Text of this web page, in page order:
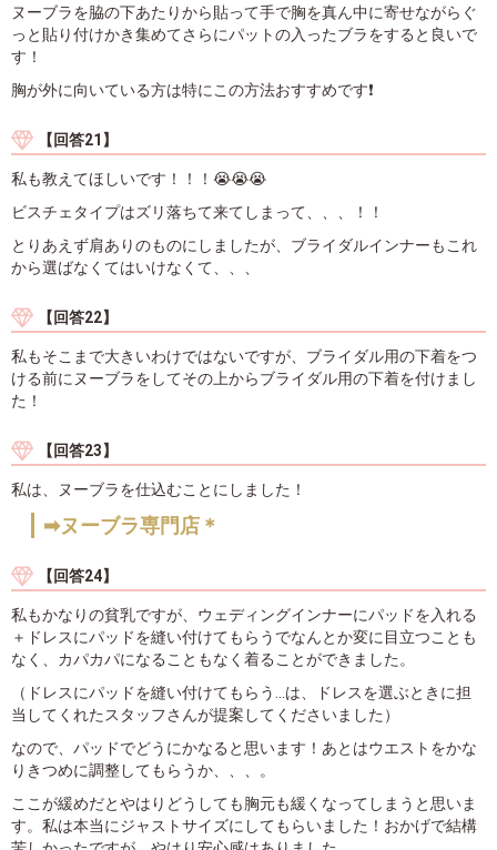
ヌーブラを脇の下あたりから貼って手で胸を真ん中に寄せながらぐ
っと貼り付けかき集めてさらにパットの入ったブラをすると良いで
す！
胸が外に向いている方は特にこの方法おすすめです❗
【回答21】
私も教えてほしいです！！！😭😭😭
ビスチェタイプはズリ落ちて来てしまって、、、！！
とりあえず肩ありのものにしましたが、ブライダルインナーもこれ
から選ばなくてはいけなくて、、、
【回答22】
私もそこまで大きいわけではないですが、ブライダル用の下着をつ
ける前にヌーブラをしてその上からブライダル用の下着を付けまし
た！
【回答23】
私は、ヌーブラを仕込むことにしました！
➡ヌーブラ専門店＊
【回答24】
私もかなりの貧乳ですが、ウェディングインナーにパッドを入れる
＋ドレスにパッドを縫い付けてもらうでなんとか変に目立つことも
なく、カパカパになることもなく着ることができました。
（ドレスにパッドを縫い付けてもらう...は、ドレスを選ぶときに担
当してくれたスタッフさんが提案してくださいました）
なので、パッドでどうにかなると思います！あとはウエストをかな
りきつめに調整してもらうか、、、。
ここが緩めだとやはりどうしても胸元も緩くなってしまうと思いま
す。私は本当にジャストサイズにしてもらいました！おかげで結構